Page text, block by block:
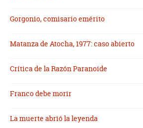
Gorgonio, comisario emérito
Matanza de Atocha, 1977: caso abierto
Crítica de la Razón Paranoide
Franco debe morir
La muerte abrió la leyenda